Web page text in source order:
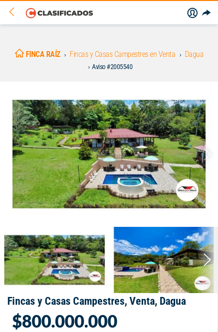
FINCA RAÍZ Fincas y Casas Campestres en Venta Dagua
Aviso #2005540
Fincas y Casas Campestres, Venta, Dagua
$800.000.000